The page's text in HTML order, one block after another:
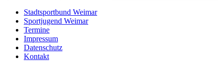
Stadtsportbund Weimar
Sportjugend Weimar
Termine
Impressum
Datenschutz
Kontakt